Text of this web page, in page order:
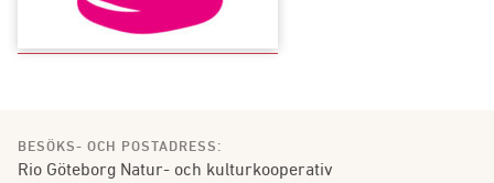
BESÖKS- OCH POSTADRESS:
Rio Göteborg Natur- och kulturkooperativ